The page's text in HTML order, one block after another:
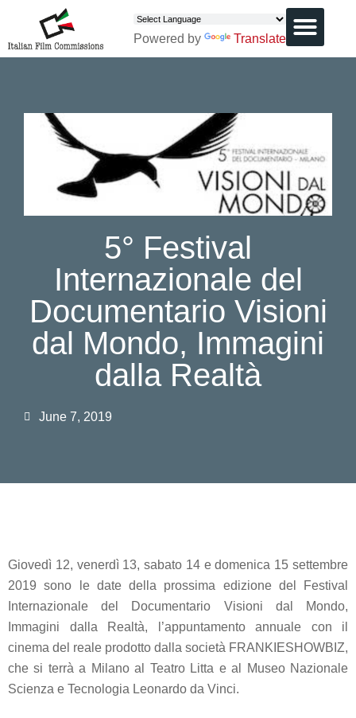
Powered by Translate
5° Festival
Internazionale del
Documentario Visioni
dal Mondo, Immagini
dalla Realtà
June 7, 2019
Giovedì 12, venerdì 13, sabato 14 edomenica 15 settembre
2019sono le date della prossima edizione del
Festival
Internazionale del Documentario Visioni dal Mondo,
Immagini dalla Realtà, l’appuntamento annuale con il
cinema del reale prodotto dalla società FRANKIESHOWBIZ,
che si terrà a Milano al Teatro Litta e al
Museo Nazionale
Scienza e Tecnologia Leonardo da Vinci.